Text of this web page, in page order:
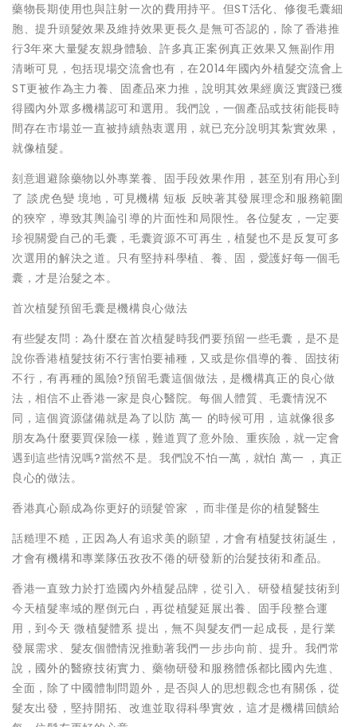
藥物長期使用也與註射一次的費用持平。但ST活化、修復毛囊細
胞、提升頭髮效果及維持效果更長久是無可否認的，除了香港推
行3年來大量髮友親身體驗、許多真正案例真正效果又無副作用
清晰可見，包括現場交流會也有，在2014年國內外植髮交流會上
ST更被作為主力養、固產品來力推，說明其效果經廣泛實踐已獲
得國內外眾多機構認可和選用。我們說，一個產品或技術能長時
間存在市場並一直被持續熱衷選用，就已充分說明其紮實效果，
就像植髮。
刻意迴避除藥物以外專業養、固手段效果作用，甚至別有用心到
了 談虎色變 境地，可見機構 短板 反映著其發展理念和服務範圍
的狹窄，導致其輿論引導的片面性和局限性。各位髮友，一定要
珍視關愛自己的毛囊，毛囊資源不可再生，植髮也不是反复可多
次選用的解決之道。只有堅持科學植、養、固，愛護好每一個毛
囊，才是治髮之本。
首次植髮預留毛囊是機構良心做法
有些髮友問：為什麼在首次植髮時我們要預留一些毛囊，是不是
說你香港植髮技術不行害怕要補種，又或是你倡導的養、固技術
不行，有再種的風險?預留毛囊這個做法，是機構真正的良心做
法，相信不止香港一家是良心醫院。每個人體質、毛囊情況不
同，這個資源儲備就是為了以防 萬一 的時候可用，這就像很多
朋友為什麼要買保險一樣，難道買了意外險、重疾險，就一定會
遇到這些情況嗎?當然不是。我們說不怕一萬，就怕 萬一 ，真正
良心的做法。
香港真心願成為你更好的頭髮管家 ，而非僅是你的植髮醫生
話糙理不糙，正因為人有追求美的願望，才會有植髮技術誕生，
才會有機構和專業隊伍孜孜不倦的研發新的治髮技術和產品。
香港一直致力於打造國內外植髮品牌，從引入、研發植髮技術到
今天植髮率域的壓倒元白，再從植髮延展出養、固手段整合運
用，到今天 微植髮體系 提出，無不與髮友們一起成長，是行業
發展需求、髮友個體情況推動著我們一步步向前、提升。我們常
說，國外的醫療技術實力、藥物研發和服務體係都比國內先進、
全面，除了中國體制問題外，是否與人的思想觀念也有關係，從
髮友出發，堅持開拓、改進並取得科學實效，這才是機構回饋給